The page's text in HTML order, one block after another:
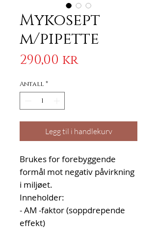
Mykosept
m/pipette
290,00 krPris
Antall *
Legg til i handlekurv
Brukes for forebyggende
formål mot negativ påvirkning
i miljøet.
Inneholder:
- AM -faktor (soppdrepende
effekt)